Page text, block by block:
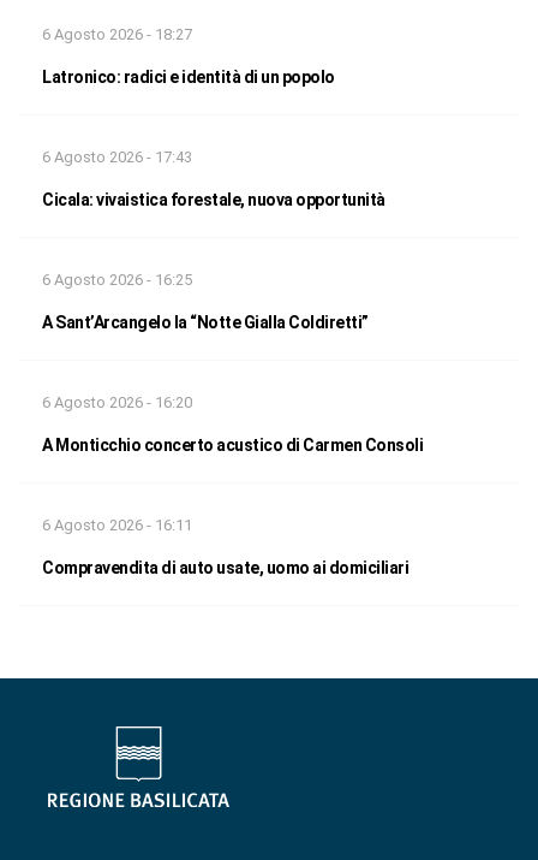
6 Agosto 2026 - 18:27
Latronico: radici e identità di un popolo
6 Agosto 2026 - 17:43
Cicala: vivaistica forestale, nuova opportunità
6 Agosto 2026 - 16:25
A Sant’Arcangelo la “Notte Gialla Coldiretti”
6 Agosto 2026 - 16:20
A Monticchio concerto acustico di Carmen Consoli
6 Agosto 2026 - 16:11
Compravendita di auto usate, uomo ai domiciliari